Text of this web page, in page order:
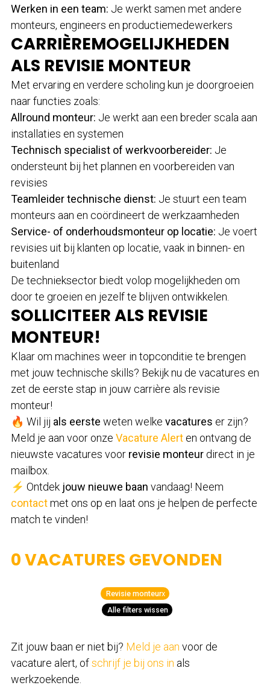
Werken in een team: Je werkt samen met andere
monteurs, engineers en productiemedewerkers
CARRIÈREMOGELIJKHEDEN
ALS REVISIE MONTEUR
Met ervaring en verdere scholing kun je doorgroeien
naar functies zoals:
Allround monteur: Je werkt aan een breder scala aan
installaties en systemen
Technisch specialist of werkvoorbereider: Je
ondersteunt bij het plannen en voorbereiden van
revisies
Teamleider technische dienst: Je stuurt een team
monteurs aan en coördineert de werkzaamheden
Service- of onderhoudsmonteur op locatie: Je voert
revisies uit bij klanten op locatie, vaak in binnen- en
buitenland
De technieksector biedt volop mogelijkheden om
door te groeien en jezelf te blijven ontwikkelen.
SOLLICITEER ALS REVISIE
MONTEUR!
Klaar om machines weer in topconditie te brengen
met jouw technische skills? Bekijk nu de vacatures en
zet de eerste stap in jouw carrière als revisie
monteur!
🔥 Wil jij als eerste weten welke vacatures er zijn?
Meld je aan voor onze Vacature Alert en ontvang de
nieuwste vacatures voor revisie monteur direct in je
mailbox.
⚡ Ontdek jouw nieuwe baan vandaag! Neem
contactmet ons op en laat ons je helpen de perfecte
match te vinden!
0 VACATURES GEVONDEN
Revisie monteurx
Alle filters wissen
Zit jouw baan er niet bij? Meld je aan voor de
vacature alert, ofschrijf je bij ons in als
werkzoekende.